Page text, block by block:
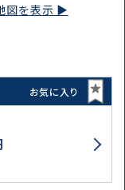
図を表示 ▶︎
お気に入り